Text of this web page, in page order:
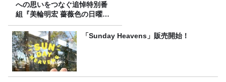
への思いをつなぐ追悼特別番
組『美輪明宏 薔薇色の日曜日
～ごきげんよう、ルンルン
～』8/9（日）16時放送「Sunday Heavens」販売開始！